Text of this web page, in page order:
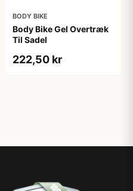
BODY BIKE
Body Bike Gel Overtræk
Til Sadel
222,50 kr